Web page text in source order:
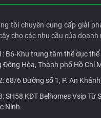
tôi chuyên cung cấp giải
cho các nhu cầu của doanh
B6-Khu trung tâm thể dục
Đông Hòa, Thành phố Hồ Chí
68/6 Đường số 1, P. An
SH58 KĐT Belhomes Vsip Từ
Ninh.